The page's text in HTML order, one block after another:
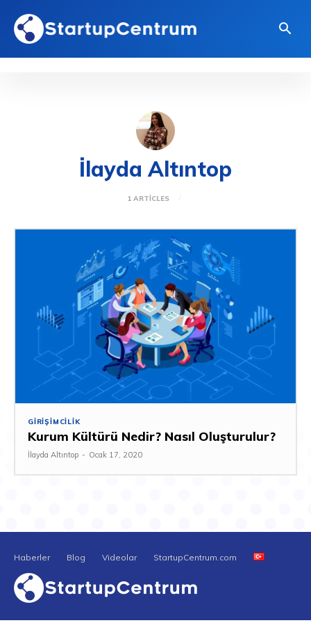
İlayda Altıntop
1 ARTICLES
GIRIŞIMCILIK
Kurum Kültürü Nedir? Nasıl Oluşturulur?
İlayda Altıntop - Ocak 17, 2020
Haberler Blog Videolar StartupCentrum.com